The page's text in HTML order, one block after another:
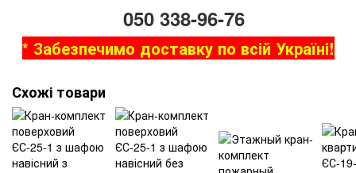
050 338-96-76
* Забезпечимо доставку по всій Україні!
Схожі товари